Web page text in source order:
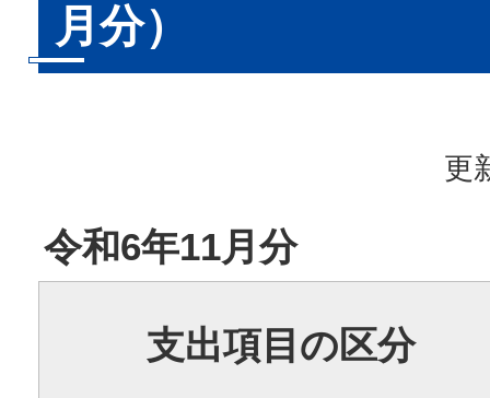
月分）
更
令和6年11月分
支出項目の区分